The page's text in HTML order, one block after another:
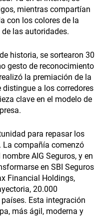
mientras compartían
con los colores de la
las autoridades.
historia, se sortearon 30
gesto de reconocimiento
la premiación de la
distingue a los corredores
clave en el modelo de
para repasar los
La compañía comenzó
AIG Seguros, y en
en SBI Seguros
Financial Holdings,
20.000
Esta integración
más ágil, moderna y